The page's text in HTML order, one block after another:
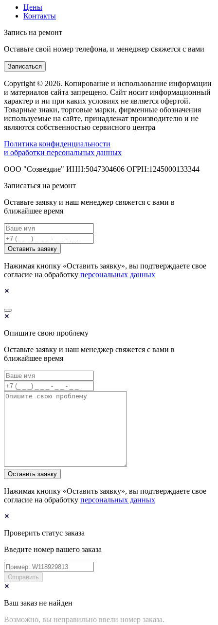
Цены
Контакты
Запись на ремонт
Оставьте свой номер телефона, и менеджер свяжется с вами
Записаться
Copyright © 2026. Копирование и использование информации
и материалов сайта запрещено. Сайт носит информационный
характер и ни при каких условиях не является офертой.
Товарные знаки, торговые марки, фирменные обозначения
используемые на сайте, принадлежат производителю и не
являются собственностью сервисного центра
Политика конфиденциальности
и обработки персональных данных
ООО "Созвездие" ИНН:5047304606 ОГРН:1245000133344
Записаться на ремонт
Оставьте заявку и наш менеджер свяжется с вами в
ближайшее время
Оставить заявку
Нажимая кнопку «Оставить заявку», вы подтверждаете свое
согласие на обработку персональных данных
Опишите свою проблему
Оставьте заявку и наш менеджер свяжется с вами в
ближайшее время
Оставить заявку
Нажимая кнопку «Оставить заявку», вы подтверждаете свое
согласие на обработку персональных данных
Проверить статус заказа
Введите номер вашего заказа
Отправить
Ваш заказ не найден
Возможно, вы неправильно ввели номер заказа.